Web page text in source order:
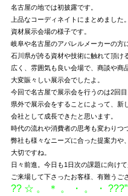
名古屋の地では初披露です。
上品なコーディネイトにまとめました。
資材展示会場の様子です。
岐阜や名古屋のアパレルメーカーの方
石川県が誇る資材や技術に触れて頂け
広く、雰囲気も良い会場で、商談や商
大変賑々しい展示会でしたよ。
今回で名古屋で展示会を行うのは2回目
県外で展示会をすることによって、新
会社として成長できたと思います。
時代の流れや消費者の思考も変わりつ
弊社も様々なニーズに合った提案力や
大切ですね。
日々前進。今日も1日次の課題に向け
ご来場して下さったお客様、有難うご
??☆。＊。・。・